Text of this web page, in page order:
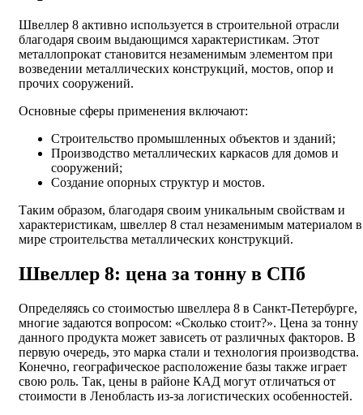
Швеллер 8 активно используется в строительной отрасли
благодаря своим выдающимся характеристикам. Этот
металлопрокат становится незаменимым элементом при
возведении металлических конструкций, мостов, опор и
прочих сооружений.
Основные сферы применения включают:
Строительство промышленных объектов и зданий;
Производство металлических каркасов для домов и
сооружений;
Создание опорных структур и мостов.
Таким образом, благодаря своим уникальным свойствам и
характеристикам, швеллер 8 стал незаменимым материалом в
мире строительства металлических конструкций.
Швеллер 8: цена за тонну в СПб
Определяясь со стоимостью швеллера 8 в Санкт-Петербурге,
многие задаются вопросом: «Сколько стоит?». Цена за тонну
данного продукта может зависеть от различных факторов. В
первую очередь, это марка стали и технология производства.
Конечно, географическое расположение базы также играет
свою роль. Так, цены в районе КАД могут отличаться от
стоимости в Ленобласть из-за логистических особенностей.